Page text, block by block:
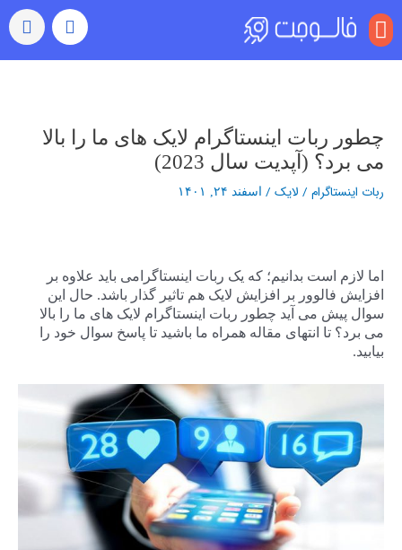
منو
چطور ربات اینستاگرام لایک های ما را بالا
می برد؟ (آپدیت سال 2023)
ربات اینستاگرام / لایک / اسفند ۲۴, ۱۴۰۱
اما لازم است بدانیم؛ که یک ربات اینستاگرامی باید علاوه بر
افزایش فالوور بر افزایش لایک هم تاثیر گذار باشد. حال این
سوال پیش می آید چطور ربات اینستاگرام لایک های ما را بالا
می برد؟ تا انتهای مقاله همراه ما باشید تا پاسخ سوال خود را
بیابید.